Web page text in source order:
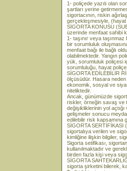
1- poliçede yazılı olan
şartları yerine
sigortacının, riskin
gerçekleşmesiyle, (hayat
SİGORTA KONUSU
üzerinde menfaat sahibi
1- taşınır veya
bir sorumluluk
menfaat bağı ile bağlı
olabilmektedir. Yangın
yük, sorumluluk poliçesi
sorumluluğu, hayat
SİGORTA EDİLEBİLİR
ölçüsüdür. Hasara neden
ekonomik, sosyal ve
niteliktedir.
Ancak, günümüzde
riskler, örneğin savaş ve
değişikliklerinin yol
gelişmeler sonucu
edilebilir risk kapsamına
SİGORTA SERTİFİKASI
sigortalıya verilen ve
kimliğine ilişkin bilgiler,
Sigorta setifikası,
kullanılmaktadır ve
birden fazla kişi veya
SİGORTA
sigorta şirketini bilerek,